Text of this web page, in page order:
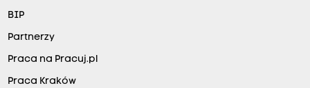
BIP
Partnerzy
Praca na Pracuj.pl
Praca Kraków